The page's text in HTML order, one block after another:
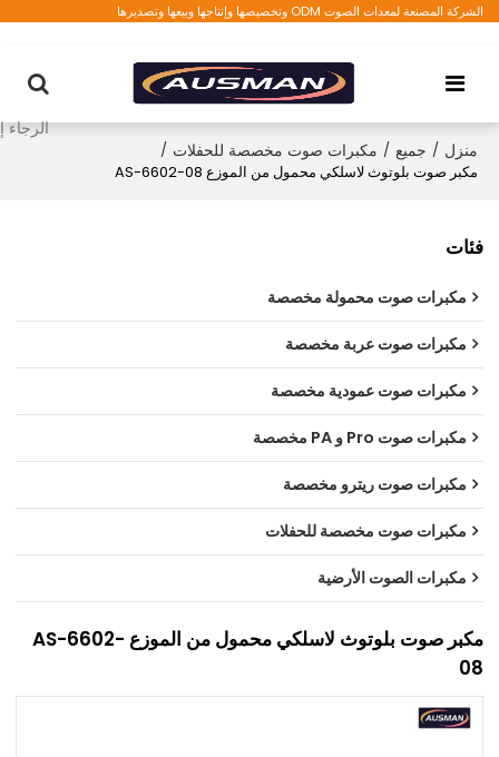
الشركة المصنعة لمعدات الصوت ODM وتخصيصها وإنتاجها وبيعها وتصديرها
منزل / جميع / مكبرات صوت مخصصة للحفلات /
مكبر صوت بلوتوث لاسلكي محمول من الموزع AS-6602-08
فئات
مكبرات صوت محمولة مخصصة
مكبرات صوت عربة مخصصة
مكبرات صوت عمودية مخصصة
مكبرات صوت Pro و PA مخصصة
مكبرات صوت ريترو مخصصة
مكبرات صوت مخصصة للحفلات
مكبرات الصوت الأرضية
مكبر صوت بلوتوث لاسلكي محمول من الموزع AS-6602-
08